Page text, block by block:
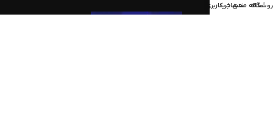
علاقه مندیسبد خرید
حساب کاربری من